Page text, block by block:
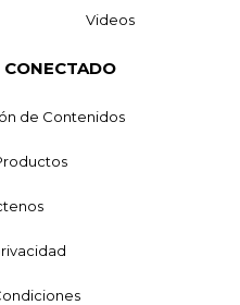
Videos
de Contenidos